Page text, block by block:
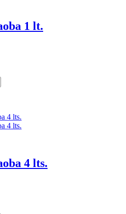
1 lt.
4 lts.